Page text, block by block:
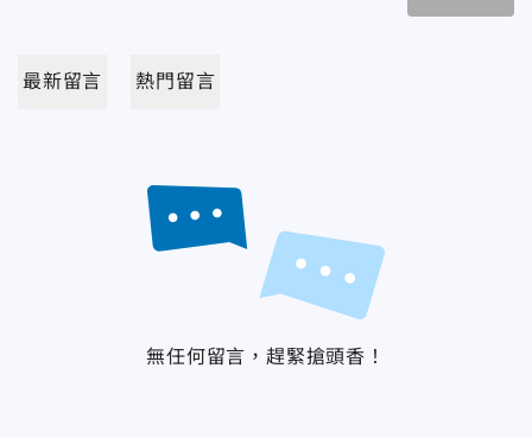
最新留言 熱門留言
無任何留言，趕緊搶頭香！